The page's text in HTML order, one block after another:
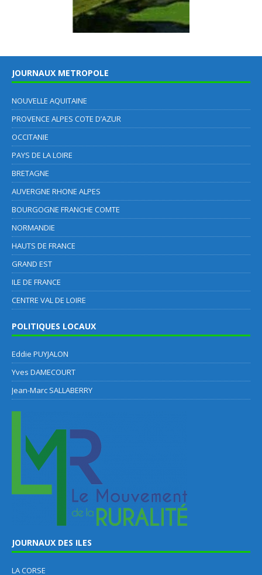
JOURNAUX METROPOLE
NOUVELLE AQUITAINE
PROVENCE ALPES COTE D’AZUR
OCCITANIE
PAYS DE LA LOIRE
BRETAGNE
AUVERGNE RHONE ALPES
BOURGOGNE FRANCHE COMTE
NORMANDIE
HAUTS DE FRANCE
GRAND EST
ILE DE FRANCE
CENTRE VAL DE LOIRE
POLITIQUES LOCAUX
Eddie PUYJALON
Yves DAMECOURT
Jean-Marc SALLABERRY
JOURNAUX DES ILES
LA CORSE